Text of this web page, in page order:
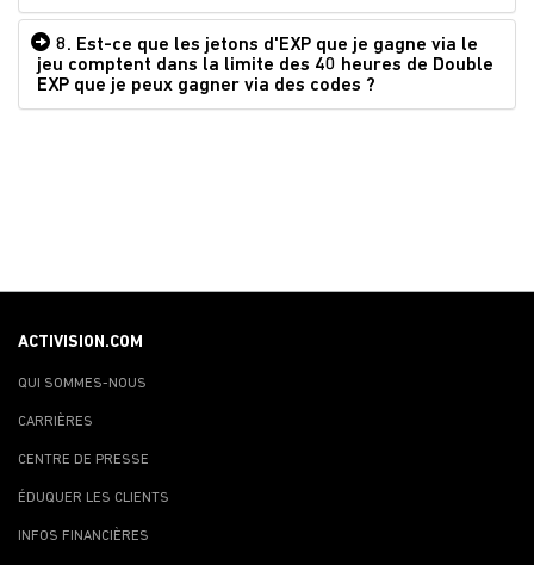
8. Est-ce que les jetons d'EXP que je gagne via le
jeu comptent dans la limite des 40 heures de Double
EXP que je peux gagner via des codes ?
ACTIVISION.COM
QUI SOMMES-NOUS
CARRIÈRES
CENTRE DE PRESSE
ÉDUQUER LES CLIENTS
INFOS FINANCIÈRES